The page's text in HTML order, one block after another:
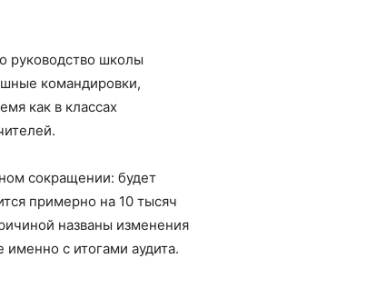
руководство школы
командировки,
как в классах
сокращении: будет
примерно на 10 тысяч
названы изменения
с итогами аудита.